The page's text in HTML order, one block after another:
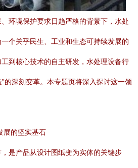
环境保护要求日趋严格的背景下，水处
个关乎民生、工业和生态可持续发展的
到核心技术的自主研发，水处理设备行
”的深刻变革。本专题页将深入探讨这一领
展的坚实基石
是产品从设计图纸变为实体的关键步